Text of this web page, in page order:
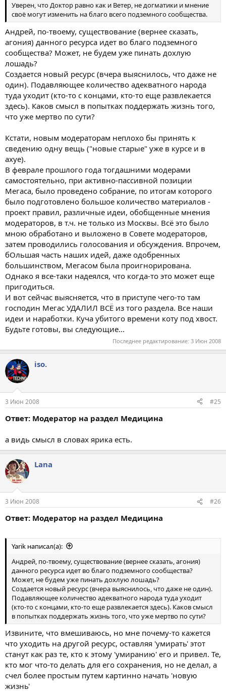
Уверен, что Доктор равно как и Ветер, не догматики и мнение
своё могут изменить на благо всего подземного сообщества.
Андрей, по-твоему, существование (вернее сказать,
агония) данного ресурса идет во благо подземного
сообщества? Может, не будем уже пинать дохлую
лошадь?
Создается новый ресурс (вчера выяснилось, что даже не
один). Подавляющее количество адекватного народа
туда уходит (кто-то с концами, кто-то еще развлекается
здесь). Каков смысл в попытках поддержать жизнь того,
что уже мертво по сути?
Кстати, новым модераторам неплохо бы принять к
сведению одну вещь ("новые старые" уже в курсе и в
ахуе).
В феврале прошлого года тогдашними модерами
самостоятельно, при активно-пассивной позиции
Мегаса, было проведено собрание, по итогам которого
было подготовлено большое количество материалов -
проект правил, различные идеи, обобщенные мнения
модераторов, в т.ч. не только из Москвы. Всё это было
мною обработано и выложено в Совете модераторов,
затем проводились голосования и обсуждения. Впрочем,
бОльшая часть наших идей, даже одобренных
большинством, Мегасом была проигнорирована.
Однако я все-таки надеялся, что когда-то это может еще
пригодиться.
И вот сейчас выясняется, что в приступе чего-то там
господин Мегас УДАЛИЛ ВСЁ из того раздела. Все наши
идеи и наработки. Куча убитого времени коту под хвост.
Будьте готовы, вы следующие...
Последнее редактирование: 3 Июн 2008
iso.
3 Июн 2008 #25
Ответ: Модератор на раздел Медицина
а видь смысл в словах ярика есть.
Lana
3 Июн 2008 #26
Ответ: Модератор на раздел Медицина
Yarik написал(а):
Андрей, по-твоему, существование (вернее сказать, агония)
данного ресурса идет во благо подземного сообщества?
Может, не будем уже пинать дохлую лошадь?
Создается новый ресурс (вчера выяснилось, что даже не один).
Подавляющее количество адекватного народа туда уходит
(кто-то с концами, кто-то еще развлекается здесь). Каков смысл
в попытках поддержать жизнь того, что уже мертво по сути?
Извините, что вмешиваюсь, но мне почему-то кажется
что уходить на другой ресурс, оставляя 'умирать' этот
станут как раз те, кто к этому 'умиранию' его и привел. Те,
кто мог что-то делать для его сохранения, но не делал, а
счел более простым путем картинно начать 'новую
жизнь'